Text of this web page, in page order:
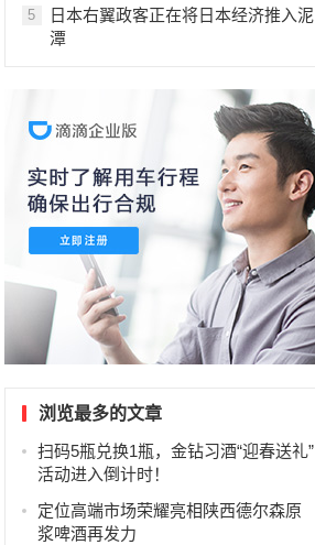
5
日本右翼政客正在将日本经济推入泥
潭
浏览最多的文章
扫码5瓶兑换1瓶，金钻习酒“迎春送礼”
活动进入倒计时！
定位高端市场荣耀亮相陕西德尔森原
浆啤酒再发力